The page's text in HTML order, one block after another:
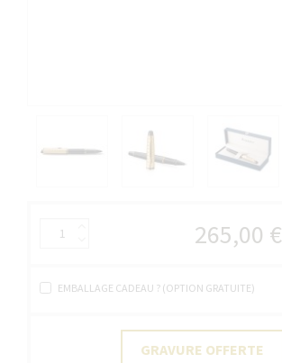
265,00 €
EMBALLAGE CADEAU ? (OPTION GRATUITE)
GRAVURE OFFERTE